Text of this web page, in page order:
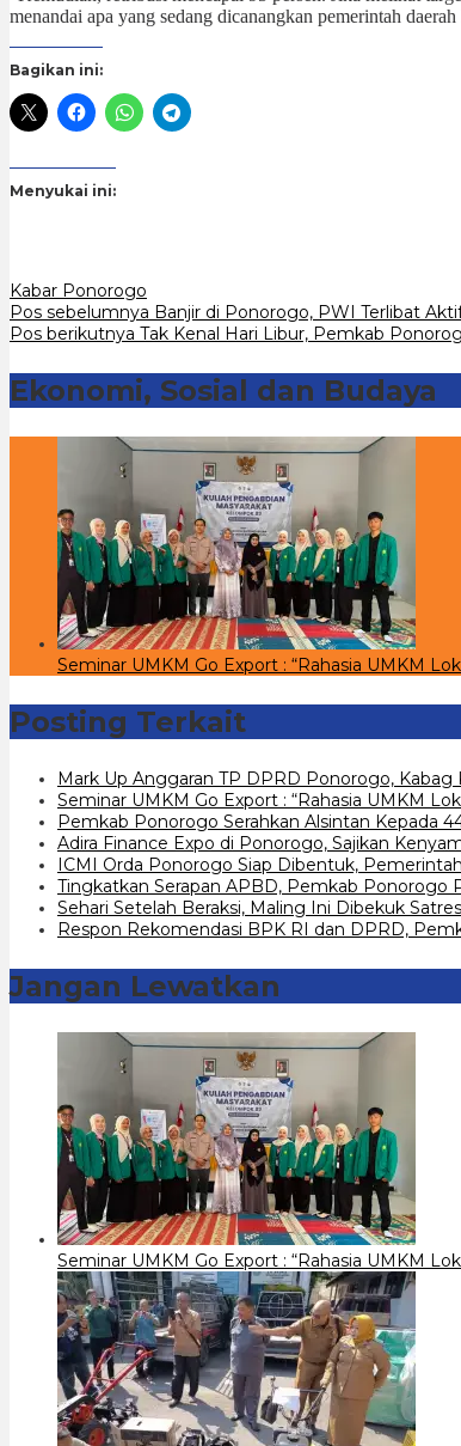
menandai apa yang sedang dicanangkan pemerintah
Bagikan ini:
Menyukai ini:
Kabar Ponorogo
Navigasi
Pos sebelumnya Banjir di Ponorogo, PWI Terlibat
Pos berikutnya Tak Kenal Hari Libur, Pemkab
Ekonomi, Sosial dan Budaya
Seminar UMKM Go Export : “Rahasia UMKM
Posting Terkait
Mark Up Anggaran TP DPRD Ponorogo, Kabag
Seminar UMKM Go Export : “Rahasia UMKM
Pemkab Ponorogo Serahkan Alsintan Kepada
Adira Finance Expo di Ponorogo, Sajikan
ICMI Orda Ponorogo Siap Dibentuk,
Tingkatkan Serapan APBD, Pemkab Ponorogo
Sehari Setelah Beraksi, Maling Ini Dibekuk
Respon Rekomendasi BPK RI dan DPRD,
Jangan Lewatkan
Seminar UMKM Go Export : “Rahasia UMKM